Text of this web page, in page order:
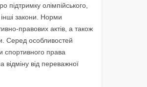
підтримку олімпійського,
закони. Норми
правових актів, а також
Серед особливостей
спортивного права
від переважної